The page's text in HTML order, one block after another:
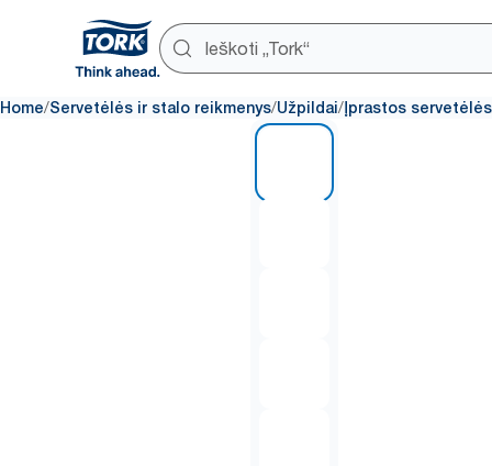
Home/Servetėlės ir stalo reikmenys/Užpildai/ Įprastos servetėlės